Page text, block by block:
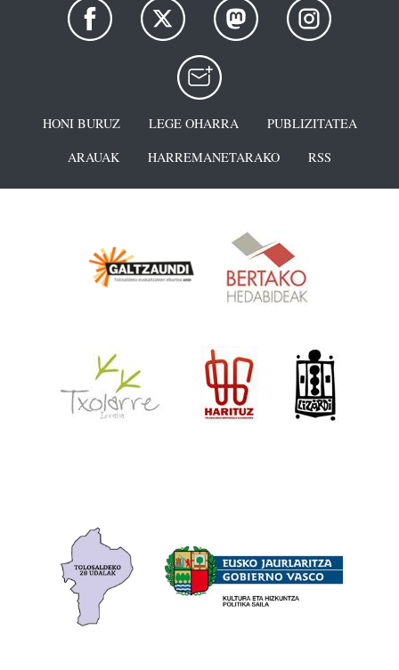
HONI BURUZ LEGE OHARRA
PUBLIZITATEA
ARAUAK
HARREMANETARAKO RSS